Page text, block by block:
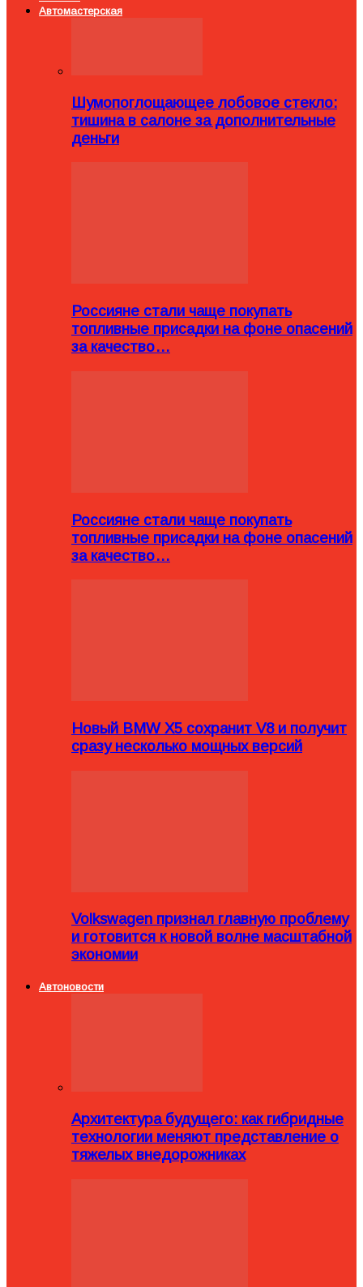
Автомастерская
Шумопоглощающее лобовое стекло:
тишина в салоне за дополнительные
деньги
Россияне стали чаще покупать
топливные присадки на фоне опасений
за качество…
Россияне стали чаще покупать
топливные присадки на фоне опасений
за качество…
Новый BMW X5 сохранит V8 и получит
сразу несколько мощных версий
Volkswagen признал главную проблему
и готовится к новой волне масштабной
экономии
Автоновости
Архитектура будущего: как гибридные
технологии меняют представление о
тяжелых внедорожниках